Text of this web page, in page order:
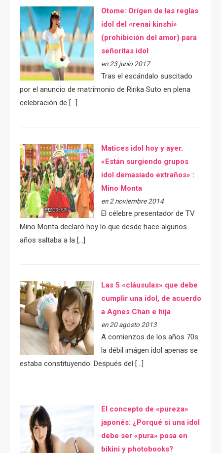
Otome: Orígen de las reglas
idol del «renai kinshi»
(prohibición del amor) para
señoritas idol
en 23 junio 2017
Tras el escándalo suscitado
por el anuncio de matrimonio de Ririka Suto en plena
celebración de […]
Matices idol hoy y ayer.
«Están surgiendo grupos
idol demasiado extraños» :
Mino Monta
en 2 noviembre 2014
El célebre presentador de TV
Mino Monta declaró hoy lo que desde hace algunos
años saltaba a la […]
Las 5 «cláusulas» que debe
cumplir una idol, de acuerdo
a Agnes Chan e hija
en 20 agosto 2013
A comienzos de los años 70s
la débil imágen idol apenas se
estaba constituyendo. Después del […]
El concepto de «pureza»
japonés: ¿Porqué si una idol
debe ser «pura» posa en
bikini y photobooks?